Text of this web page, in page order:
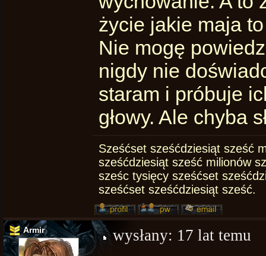
życie jakie maja
Nie mogę
nigdy nie
staram i próbuje
głowy. Ale chyba
Sześćset sześćdziesiąt sześć
sześćdziesiąt sześć milionów
sześc tysięcy sześćset
sześćset sześćdziesiąt sześć.
Armir wysłany: 17 lat temu